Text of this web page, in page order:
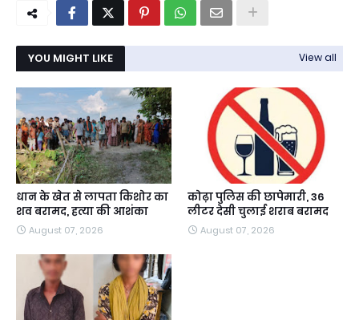
YOU MIGHT LIKE View all
धान के खेत से लापता किशोर का
शव बरामद, हत्या की आशंका
August 07, 2026
कोढ़ा पुलिस की छापेमारी, 36
लीटर देसी चुलाई शराब बरामद
August 07, 2026